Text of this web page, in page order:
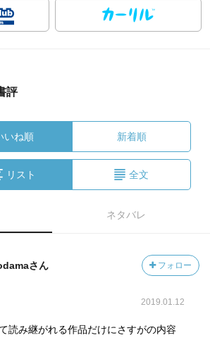
評
いね順 新着順
リスト 全文
ネタバレ
さん フォロー
2019.01.12
読み継がれる作品だけにさすがの内容